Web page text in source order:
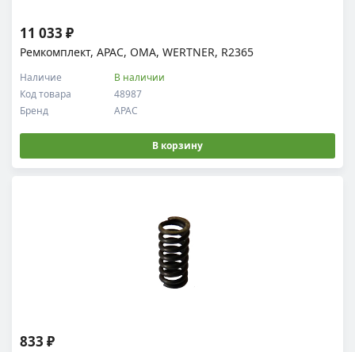
Ремкомплект, APAC, OMA, WERTNER, R2365
Код товара 48987
Наличие В наличии
Бренд APAC
11 033 ₽
В корзину
833 ₽